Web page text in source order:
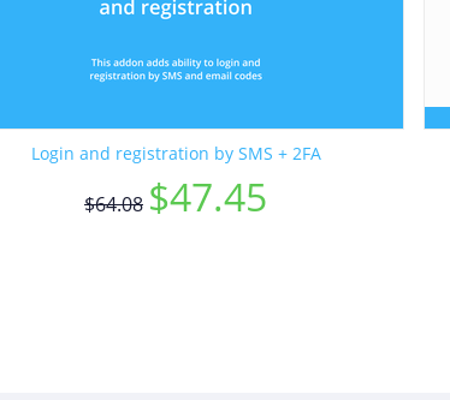
Login and registration by SMS + 2FA
$64.08 $47.45